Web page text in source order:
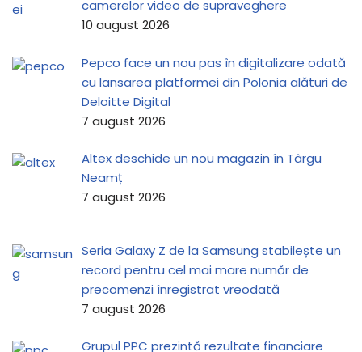
camerelor video de supraveghere
10 august 2026
Pepco face un nou pas în digitalizare odată
cu lansarea platformei din Polonia alături de
Deloitte Digital
7 august 2026
Altex deschide un nou magazin în Târgu
Neamț
7 august 2026
Seria Galaxy Z de la Samsung stabilește un
record pentru cel mai mare număr de
precomenzi înregistrat vreodată
7 august 2026
Grupul PPC prezintă rezultate financiare